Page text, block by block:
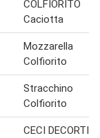
COLFIORITO
Caciotta
Mozzarella
Colfiorito
Stracchino
Colfiorito
CECI